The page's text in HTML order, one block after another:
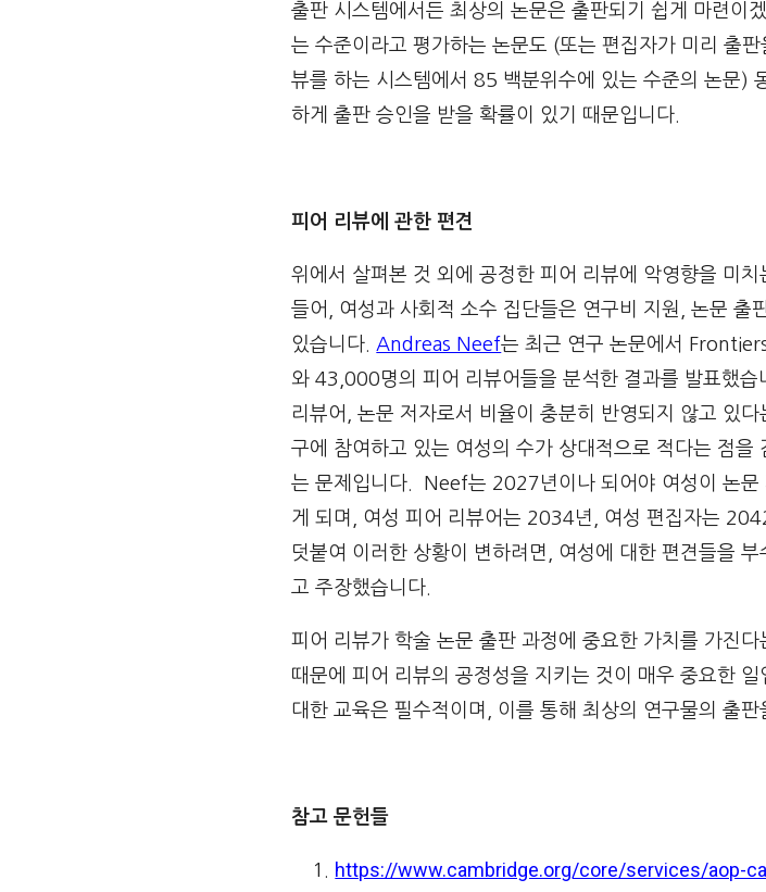
출판 시스템에서든 최상의 논문은 출판되기 쉽게 마련이
는 수준이라고 평가하는 논문도 (또는 편집자가 미리 출
뷰를 하는 시스템에서 85 백분위수에 있는 수준의 논문)
하게 출판 승인을 받을 확률이 있기 때문입니다.
피어 리뷰에 관한 편견
위에서 살펴본 것 외에 공정한 피어 리뷰에 악영향을 미
들어, 여성과 사회적 소수 집단들은 연구비 지원, 논문 출
있습니다. Andreas Neef는 최근 연구 논문에서
와 43,000명의 피어 리뷰어들을 분석한 결과를 발표했습
리뷰어, 논문 저자로서 비율이 충분히 반영되지 않고 있
구에 참여하고 있는 여성의 수가 상대적으로 적다는 점을
는 문제입니다. Neef는 2027년이나 되어야 여성이 논문
게 되며, 여성 피어 리뷰어는 2034년, 여성 편집자는
덧붙여 이러한 상황이 변하려면, 여성에 대한 편견들을
고 주장했습니다.
피어 리뷰가 학술 논문 출판 과정에 중요한 가치를 가진
때문에 피어 리뷰의 공정성을 지키는 것이 매우 중요한
대한 교육은 필수적이며, 이를 통해 최상의 연구물의 출판
참고 문헌들
https://www.cambridge.org/core/services/aop-